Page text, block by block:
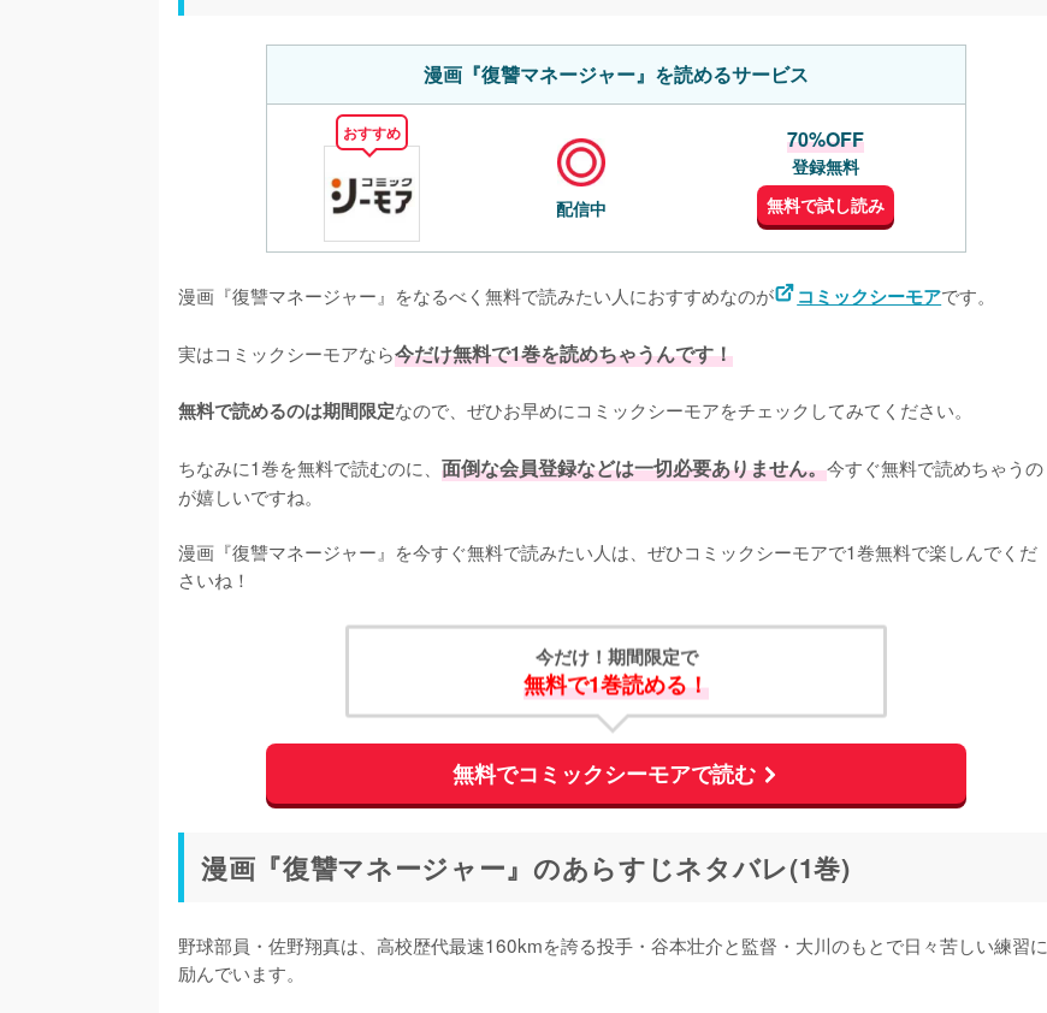
漫画『復讐マネージャー』を読めるサービス
おすすめ
配信中
70%OFF
登録無料
無料で試し読み
漫画『復讐マネージャー』をなるべく無料で読みたい人におすすめなのが コミックシーモアです。
実はコミックシーモアなら今だけ無料で1巻を読めちゃうんです！
無料で読めるのは期間限定なので、ぜひお早めにコミックシーモアをチェックしてみてください。
ちなみに1巻を無料で読むのに、 面倒な会員登録などは一切必要ありません。今すぐ無料で読めちゃうの
が嬉しいですね。
漫画『復讐マネージャー』を今すぐ無料で読みたい人は、ぜひコミックシーモアで1巻無料で楽しんでくだ
さいね！
今だけ！期間限定で
無料で1巻読める！
無料でコミックシーモアで読む
漫画『復讐マネージャー』のあらすじネタバレ(1巻)
野球部員・佐野翔真は、高校歴代最速160kmを誇る投手・谷本壮介と監督・大川のもとで日々苦しい練習に
励んでいます。